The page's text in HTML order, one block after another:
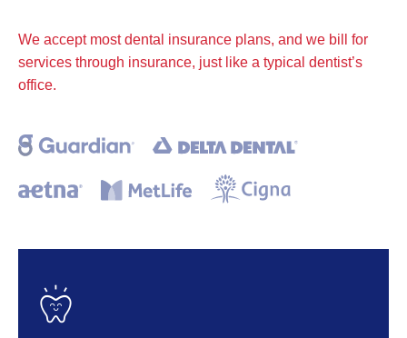
We accept most dental insurance plans, and we bill for
services through insurance, just like a typical dentist’s
office.